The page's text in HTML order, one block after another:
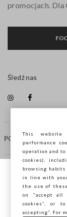
POMOC
FIRMA
KONTAKTY
promocjach. Dla
Śledź nas
Przeglądasz
zapisać
This website
performance
operation and
cookies),
browsing
in line with
the use of
on "accept all
cookies”, or
accepting”. For